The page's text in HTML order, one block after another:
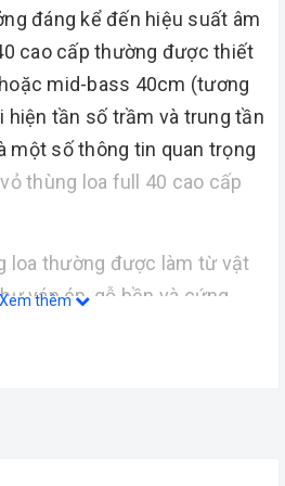
đáng kể đến hiệu suất âm
cao cấp thường được thiết
mid-bass 40cm (tương
hiện tần số trầm và trung tần
một số thông tin quan trọng
thùng loa full 40 cao cấp
loa thường được làm từ vật
ván ép, gỗ bền và cứng.
Xem thêm